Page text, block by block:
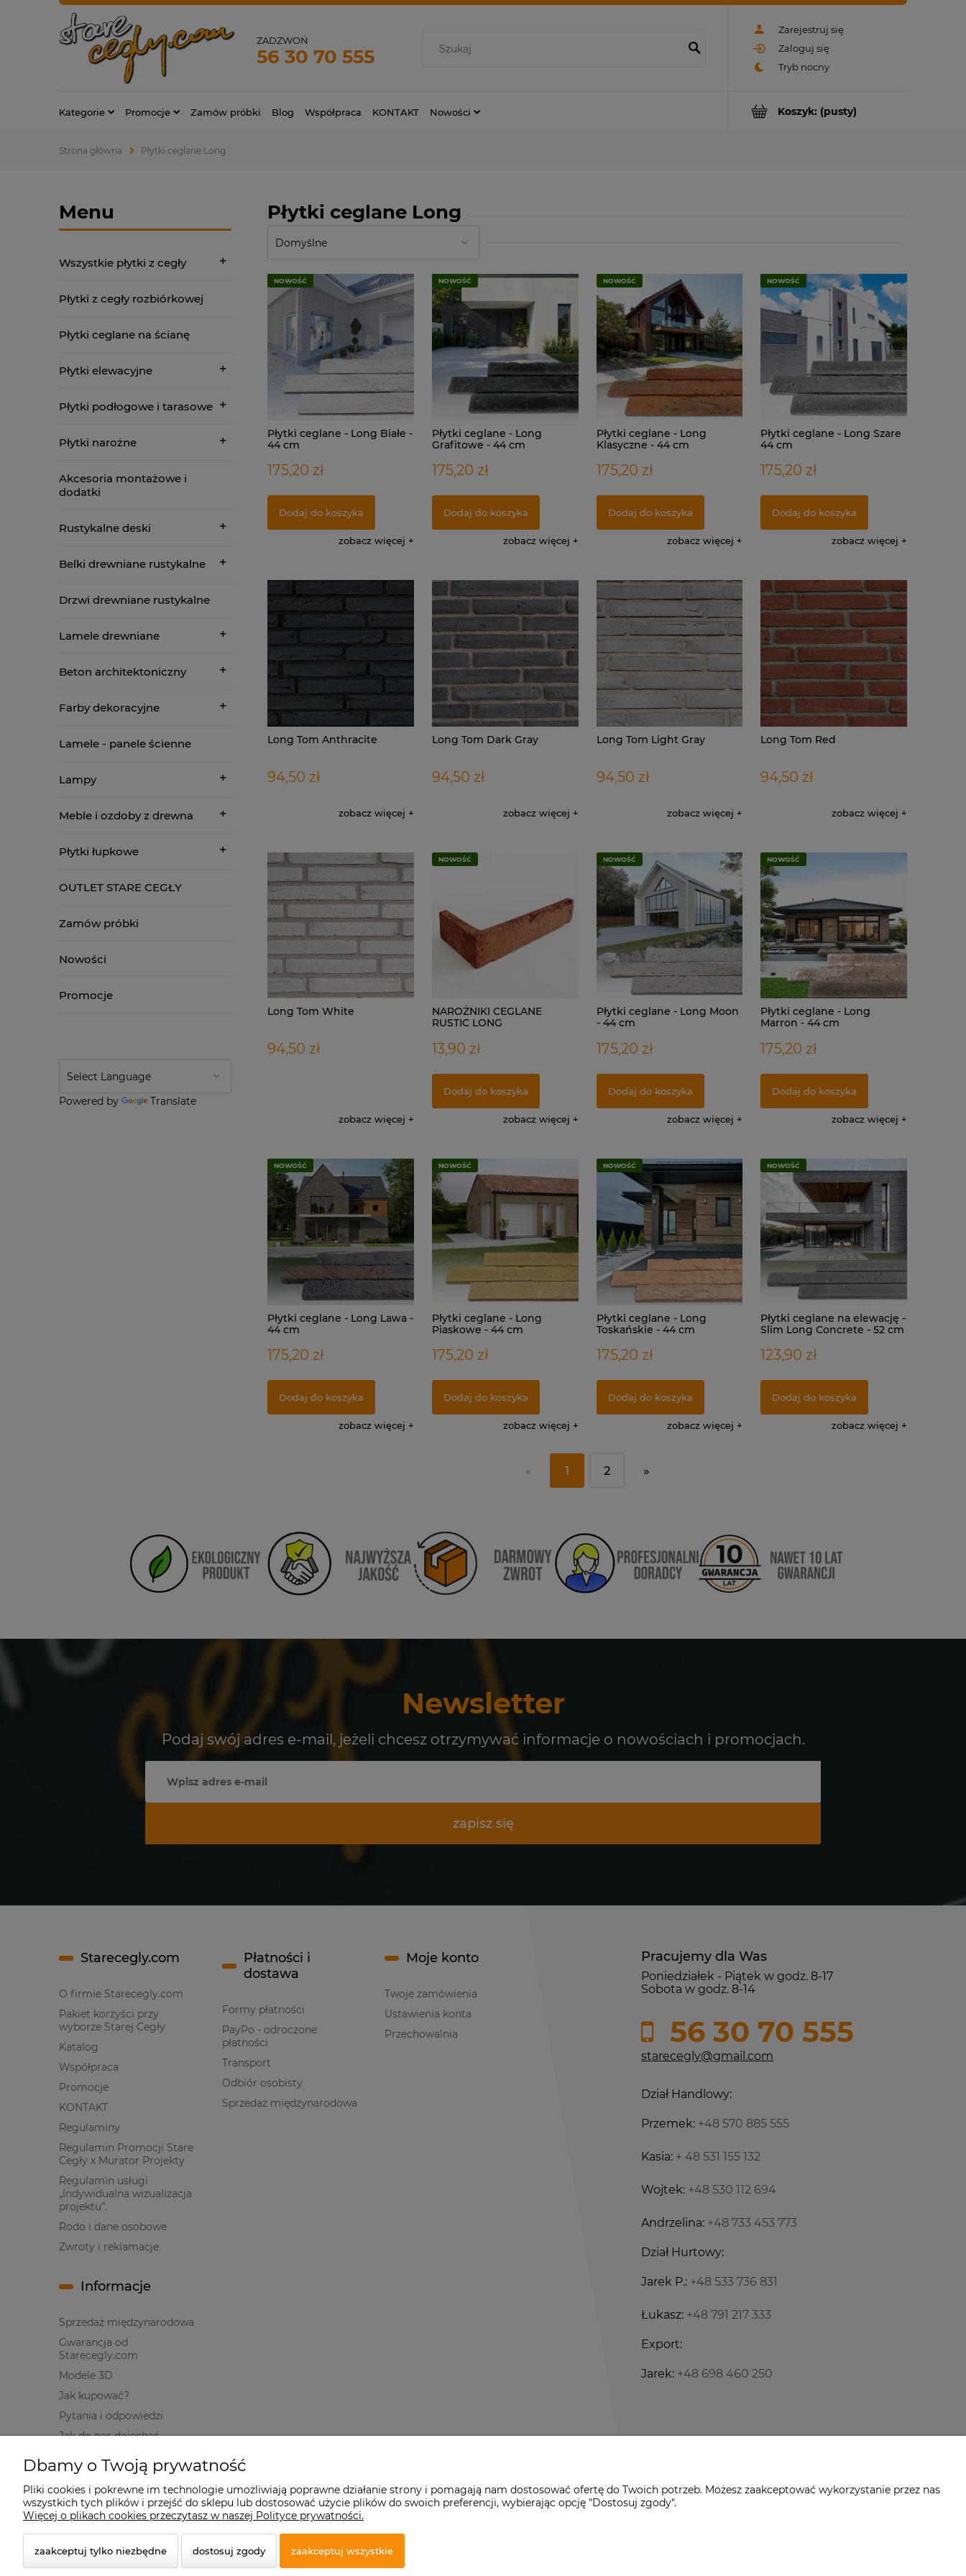
Zarejestruj się
Zaloguj się
ZADZWOŃ
56 30 70 555
Koszyk: (pusty)
Kategorie Promocje Zamów próbki Blog Współpraca KONTAKT Nowości
Strona główna Płytki ceglane Long
Menu
Wszystkie płytki z cegły
Płytki z cegły rozbiórkowej
Płytki ceglane na ścianę
Płytki elewacyjne
Płytki podłogowe i tarasowe
Płytki narożne
Akcesoria montażowe i
dodatki
Rustykalne deski
Belki drewniane rustykalne
Drzwi drewniane rustykalne
Lamele drewniane
Beton architektoniczny
Farby dekoracyjne
Lamele - panele ścienne
Lampy
Meble i ozdoby z drewna
Płytki łupkowe
OUTLET STARE CEGŁY
Zamów próbki
Nowości
Promocje
Powered by Translate
Płytki ceglane Long
Płytki ceglane - Long Białe -
44 cm
175,20 zł
Dodaj do koszyka
zobacz więcej
NOWOŚĆ
Płytki ceglane - Long
Grafitowe - 44 cm
175,20 zł
Dodaj do koszyka
zobacz więcej
NOWOŚĆ
Płytki ceglane - Long
Klasyczne - 44 cm
175,20 zł
Dodaj do koszyka
zobacz więcej
NOWOŚĆ
Płytki ceglane - Long Szare
44 cm
175,20 zł
Dodaj do koszyka
zobacz więcej
NOWOŚĆ
Long Tom Anthracite
94,50 zł
zobacz więcej
Long Tom Dark Gray
94,50 zł
zobacz więcej
Long Tom Light Gray
94,50 zł
zobacz więcej
Long Tom Red
94,50 zł
zobacz więcej
Long Tom White
94,50 zł
zobacz więcej
NAROŻNIKI CEGLANE
RUSTIC LONG
13,90 zł
Dodaj do koszyka
zobacz więcej
NOWOŚĆ
Płytki ceglane - Long Moon
- 44 cm
175,20 zł
Dodaj do koszyka
zobacz więcej
NOWOŚĆ
Płytki ceglane - Long
Marron - 44 cm
175,20 zł
Dodaj do koszyka
zobacz więcej
NOWOŚĆ
Płytki ceglane - Long Lawa -
44 cm
175,20 zł
Dodaj do koszyka
zobacz więcej
NOWOŚĆ
Płytki ceglane - Long
Piaskowe - 44 cm
175,20 zł
Dodaj do koszyka
zobacz więcej
NOWOŚĆ
Płytki ceglane - Long
Toskańskie - 44 cm
175,20 zł
Dodaj do koszyka
zobacz więcej
NOWOŚĆ
Płytki ceglane na elewację -
Slim Long Concrete - 52 cm
123,90 zł
Dodaj do koszyka
zobacz więcej
NOWOŚĆ
« 1 2 »
Newsletter
Podaj swój adres e-mail, jeżeli chcesz otrzymywać informacje o nowościach i promocjach.
zapisz się
Pracujemy dla Was
Poniedziałek - Piątek w godz. 8-17
Sobota w godz. 8-14
56 30 70 555
starecegly@gmail.com
Dział Handlowy:
Przemek: +48 570 885 555
Kasia: + 48 531 155 132
Wojtek: +48 530 112 694
Andrzelina: +48 733 453 773
Dział Hurtowy:
Jarek P.: +48 533 736 831
Łukasz: +48 791 217 333
Export:
Jarek: +48 698 460 250
Starecegly.com
O firmie Starecegly.com
Pakiet korzyści przy
wyborze Starej Cegły
Katalog
Współpraca
Promocje
KONTAKT
Regulaminy
Regulamin Promocji Stare
Cegły x Murator Projekty
Regulamin usługi
„Indywidualna wizualizacja
projektu”.
Rodo i dane osobowe
Zwroty i reklamacje
Płatności i
dostawa
Formy płatności
PayPo - odroczone
płatności
Transport
Odbiór osobisty
Sprzedaż międzynarodowa
Moje konto
Twoje zamówienia
Ustawienia konta
Przechowalnia
Informacje
Sprzedaż międzynarodowa
Gwarancja od
Starecegly.com
Modele 3D
Jak kupować?
Pytania i odpowiedzi
Jak do nas dojechać
© 2026 starecegly.com. Wszelkie prawa zastrzeżone.
Dbamy o Twoją prywatność
Pliki cookies i pokrewne im technologie umożliwiają poprawne działanie strony i pomagają nam dostosować ofertę do Twoich potrzeb. Możesz zaakceptować wykorzystanie przez nas
wszystkich tych plików i przejść do sklepu lub dostosować użycie plików do swoich preferencji, wybierając opcję "Dostosuj zgody".
Więcej o plikach cookies przeczytasz w naszej Polityce prywatności.
zaakceptuj tylko niezbędne dostosuj zgody zaakceptuj wszystkie